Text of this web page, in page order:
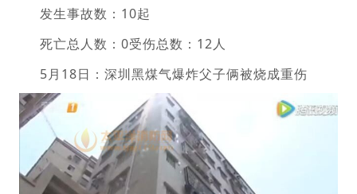
发生事故数：10起
死亡总人数：0受伤总数：12人
5月18日：深圳黑煤气爆炸父子俩被烧成重伤